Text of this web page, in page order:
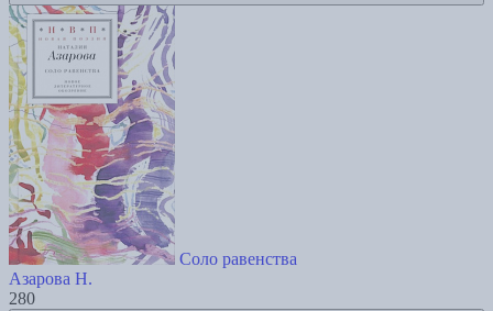
Соло равенства
Азарова Н.
280